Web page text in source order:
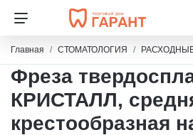
Главная СТОМАТОЛОГИЯ
Фреза
КРИСТАЛЛ,
крестообразная